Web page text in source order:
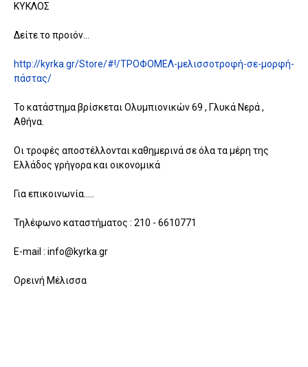
ΚΥΚΛΟΣ
Δείτε το προιόν...
http://kyrka.gr/Store/#!/ΤΡΟΦΟΜΕΛ-μελισσοτροφή-σε-μορφή-
πάστας/
Το κατάστημα βρίσκεται Ολυμπιονικών 69 , Γλυκά Νερά ,
Αθήνα.
Οι τροφές αποστέλλονται καθημερινά σε όλα τα μέρη της
Ελλάδος γρήγορα και οικονομικά
Για επικοινωνία.....
Τηλέφωνο καταστήματος : 210 - 6610771
Ε-mail : info@kyrka.gr
Ορεινή Μέλισσα